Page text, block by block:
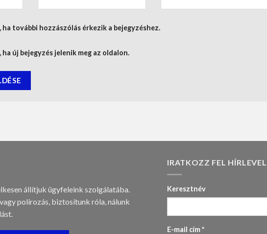
további hozzászólás érkezik a bejegyzéshez.
új bejegyzés jelenik meg az oldalon.
állítjuk ügyfeleink szolgálatába.
polírozás, biztosítunk róla, nálunk
IRATKOZZ FEL
Keresztnév
E-mail cím *